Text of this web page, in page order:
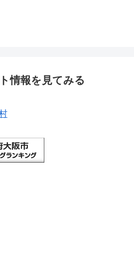
情報を見てみる